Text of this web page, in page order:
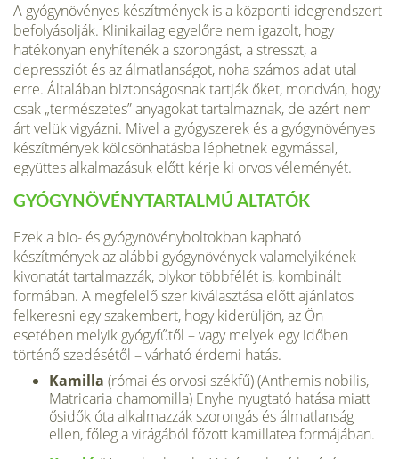
A gyógynövényes készítmények is a központi idegrendszert
befolyásolják. Klinikailag egyelőre nem igazolt, hogy
hatékonyan enyhítenék a szorongást, a stresszt, a
depressziót és az álmatlanságot, noha számos adat utal
erre. Általában biztonságosnak tartják őket, mondván, hogy
csak „természetes” anyagokat tartalmaznak, de azért nem
árt velük vigyázni. Mivel a gyógyszerek és a gyógynövényes
készítmények kölcsönhatásba léphetnek egymással,
együttes alkalmazásuk előtt kérje ki orvos véleményét.
GYÓGYNÖVÉNYTARTALMÚ ALTATÓK
Ezek a bio- és gyógynövényboltokban kapható
készítmények az alábbi gyógynövények valamelyikének
kivonatát tartalmazzák, olykor többfélét is, kombinált
formában. A megfelelő szer kiválasztása előtt ajánlatos
felkeresni egy szakembert, hogy kiderüljön, az Ön
esetében melyik gyógyfűtől – vagy melyek egy időben
történő szedésétől – várható érdemi hatás.
Kamilla (római és orvosi székfű) (Anthemis nobilis,
Matricaria chamomilla) Enyhe nyugtató hatása miatt
ősidők óta alkalmazzák szorongás és álmatlanság
ellen, főleg a virágából főzött kamillatea formájában.